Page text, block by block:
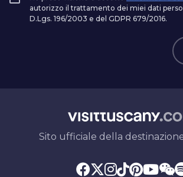
autorizzo il trattamento dei miei dati
D.Lgs. 196/2003 e del GDPR 679/2016.
Sito ufficiale della